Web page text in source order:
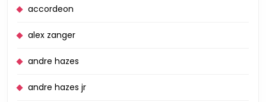
accordeon
alex zanger
andre hazes
andre hazes jr